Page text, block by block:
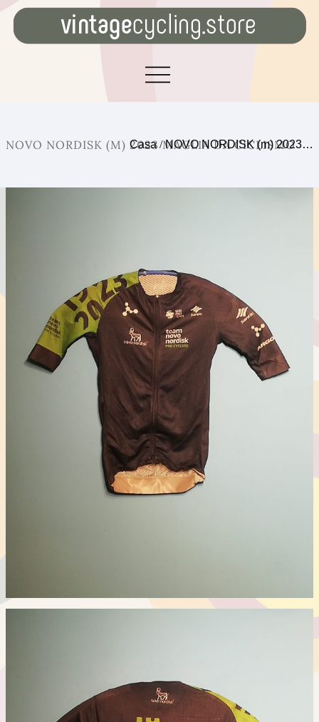
NOVO NORDISK (M) 2023 MAGLIA DA CICLISMO
Casa/NOVO NORDISK (m) 2023…